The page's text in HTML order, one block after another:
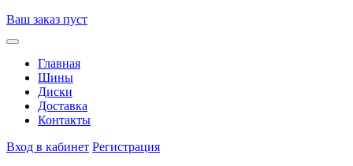
Ваш заказ пуст
Главная
Шины
Диски
Доставка
Контакты
Вход в кабинет Регистрация